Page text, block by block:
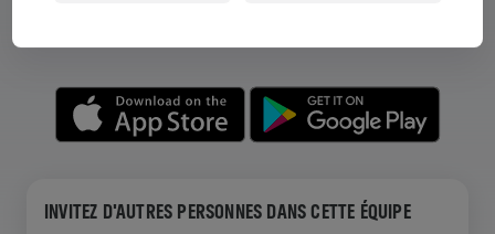
INVITEZ D'AUTRES PERSONNES DANS CETTE ÉQUIPE